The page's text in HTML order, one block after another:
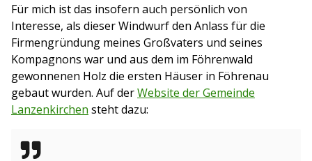
Für mich ist das insofern auch persönlich von
Interesse, als dieser Windwurf den Anlass für die
Firmengründung meines Großvaters und seines
Kompagnons war und aus dem im Föhrenwald
gewonnenen Holz die ersten Häuser in Föhrenau
gebaut wurden. Auf derWebsite der Gemeinde
Lanzenkirchen steht dazu: